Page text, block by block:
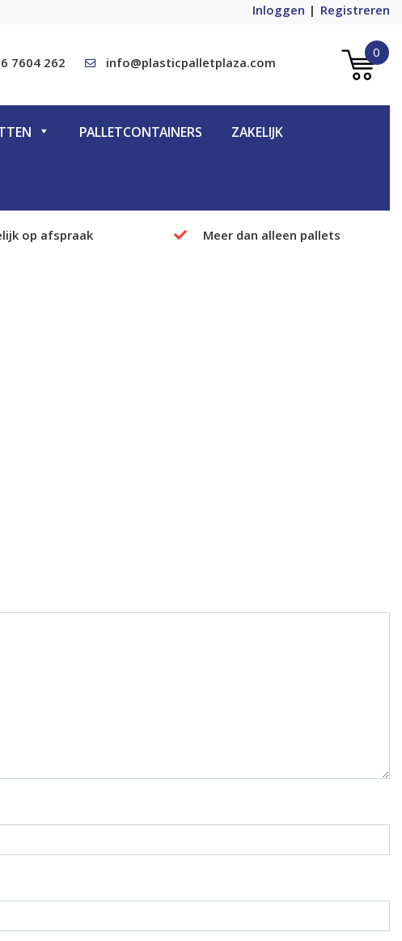
Inloggen Registreren
0
7604 262 info@plasticpalletplaza.com
PALLETCONTAINERS ZAKELIJK
op afspraak Meer dan alleen pallets